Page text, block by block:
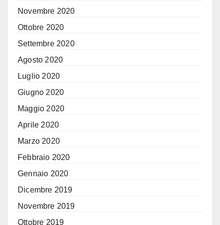
Novembre 2020
Ottobre 2020
Settembre 2020
Agosto 2020
Luglio 2020
Giugno 2020
Maggio 2020
Aprile 2020
Marzo 2020
Febbraio 2020
Gennaio 2020
Dicembre 2019
Novembre 2019
Ottobre 2019